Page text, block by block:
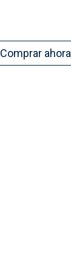
Comprar ahora